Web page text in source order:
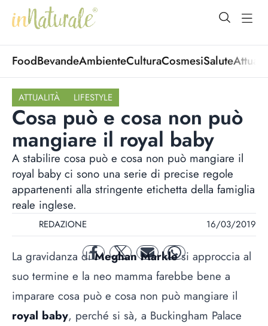
open
FoodBevandeAmbienteCulturaCosmesiSalute
ATTUALITÀ LIFESTYLE
Cosa può e cosa non può
mangiare il royal baby
A stabilire cosa può e cosa non può mangiare il
royal baby ci sono una serie di precise regole
appartenenti alla stringente etichetta della famiglia
reale inglese.
REDAZIONE 16/03/2019
facebooktwitter mail whatsapp
La gravidanza diMeghan Marklesi approccia al
suo termine e la neo mamma farebbe bene a
imparare cosa può e cosa non può mangiare il
royal baby, perché si sà, a Buckingham Palace